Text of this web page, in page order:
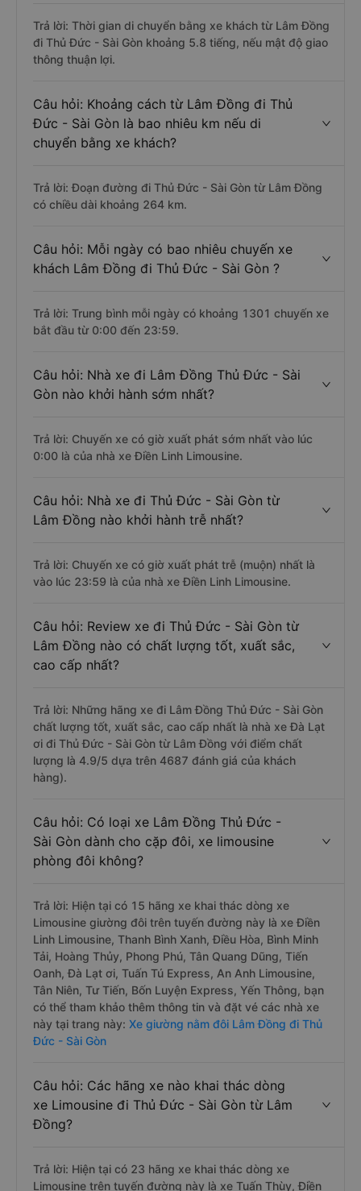
Trả lời: Thời gian di chuyển bằng xe khách từ Lâm Đồng
đi Thủ Đức - Sài Gòn khoảng 5.8 tiếng, nếu mật độ giao
thông thuận lợi.
Câu hỏi: Khoảng cách từ Lâm Đồng đi Thủ
Đức - Sài Gòn là bao nhiêu km nếu di
chuyển bằng xe khách?
Trả lời: Đoạn đường đi Thủ Đức - Sài Gòn từ Lâm Đồng
có chiều dài khoảng 264 km.
Câu hỏi: Mỗi ngày có bao nhiêu chuyến xe
khách Lâm Đồng đi Thủ Đức - Sài Gòn ?
Trả lời: Trung bình mỗi ngày có khoảng 1301 chuyến xe
bắt đầu từ 0:00 đến 23:59.
Câu hỏi: Nhà xe đi Lâm Đồng Thủ Đức - Sài
Gòn nào khởi hành sớm nhất?
Trả lời: Chuyến xe có giờ xuất phát sớm nhất vào lúc
0:00 là của nhà xe Điền Linh Limousine.
Câu hỏi: Nhà xe đi Thủ Đức - Sài Gòn từ
Lâm Đồng nào khởi hành trễ nhất?
Trả lời: Chuyến xe có giờ xuất phát trễ (muộn) nhất là
vào lúc 23:59 là của nhà xe Điền Linh Limousine.
Câu hỏi: Review xe đi Thủ Đức - Sài Gòn từ
Lâm Đồng nào có chất lượng tốt, xuất sắc,
cao cấp nhất?
Trả lời: Những hãng xe đi Lâm Đồng Thủ Đức - Sài Gòn
chất lượng tốt, xuất sắc, cao cấp nhất là nhà xe Đà Lạt
ơi đi Thủ Đức - Sài Gòn từ Lâm Đồng với điểm chất
lượng là 4.9/5 dựa trên 4687 đánh giá của khách
hàng).
Câu hỏi: Có loại xe Lâm Đồng Thủ Đức -
Sài Gòn dành cho cặp đôi, xe limousine
phòng đôi không?
Trả lời: Hiện tại có 15 hãng xe khai thác dòng xe
Limousine giường đôi trên tuyến đường này là xe Điền
Linh Limousine, Thanh Bình Xanh, Điều Hòa, Bình Minh
Tải, Hoàng Thủy, Phong Phú, Tân Quang Dũng, Tiến
Oanh, Đà Lạt ơi, Tuấn Tú Express, An Anh Limousine,
Tân Niên, Tư Tiến, Bốn Luyện Express, Yến Thông, bạn
có thể tham khảo thêm thông tin và đặt vé các nhà xe
này tại trang này: Xe giường nằm đôi Lâm Đồng đi Thủ
Đức - Sài Gòn
Câu hỏi: Các hãng xe nào khai thác dòng
xe Limousine đi Thủ Đức - Sài Gòn từ Lâm
Đồng?
Trả lời: Hiện tại có 23 hãng xe khai thác dòng xe
Limousine trên tuyến đường này là xe Tuấn Thùy, Điền